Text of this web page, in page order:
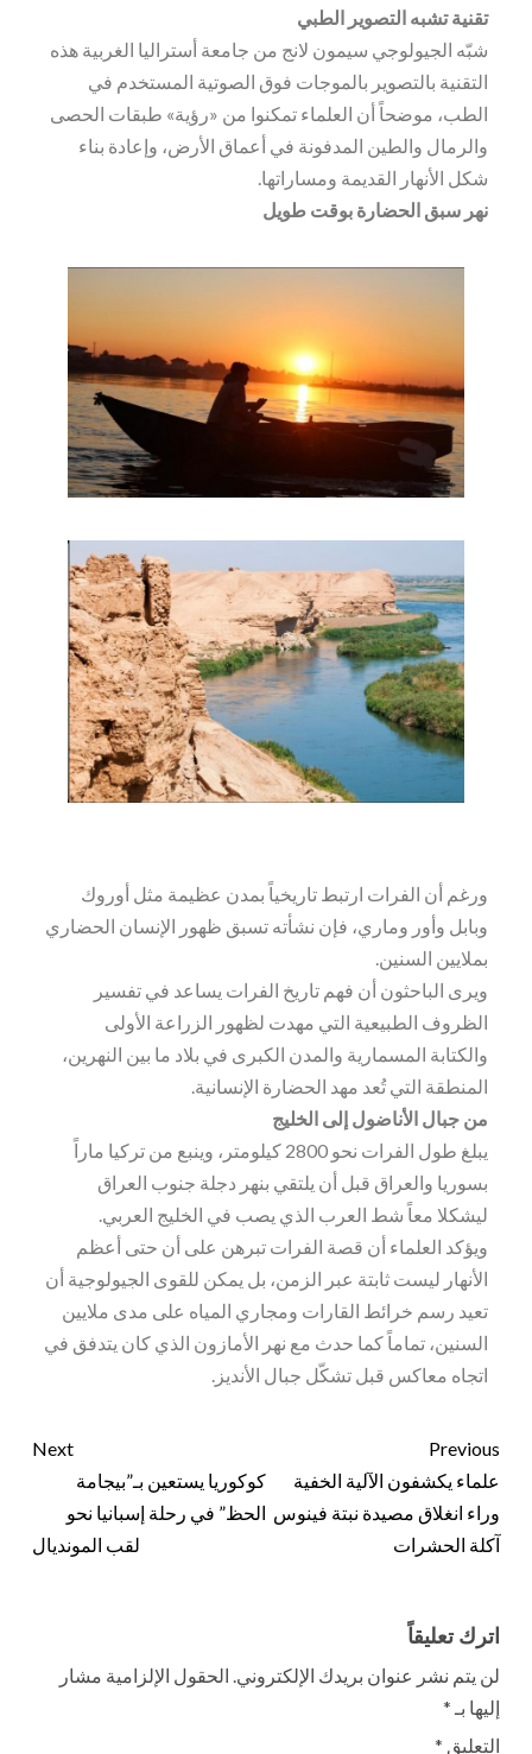
تقنية تشبه التصوير الطبي
شبّه الجيولوجي سيمون لانج من جامعة أستراليا الغربية هذه
التقنية بالتصوير بالموجات فوق الصوتية المستخدم في
الطب، موضحاً أن العلماء تمكنوا من «رؤية» طبقات الحصى
والرمال والطين المدفونة في أعماق الأرض، وإعادة بناء
شكل الأنهار القديمة ومساراتها.
نهر سبق الحضارة بوقت طويل
ورغم أن الفرات ارتبط تاريخياً بمدن عظيمة مثل أوروك
وبابل وأور وماري، فإن نشأته تسبق ظهور الإنسان الحضاري
بملايين السنين.
ويرى الباحثون أن فهم تاريخ الفرات يساعد في تفسير
الظروف الطبيعية التي مهدت لظهور الزراعة الأولى
والكتابة المسمارية والمدن الكبرى في بلاد ما بين النهرين،
المنطقة التي تُعد مهد الحضارة الإنسانية.
من جبال الأناضول إلى الخليج
يبلغ طول الفرات نحو 2800 كيلومتر، وينبع من تركيا ماراً
بسوريا والعراق قبل أن يلتقي بنهر دجلة جنوب العراق
ليشكلا معاً شط العرب الذي يصب في الخليج العربي.
ويؤكد العلماء أن قصة الفرات تبرهن على أن حتى أعظم
الأنهار ليست ثابتة عبر الزمن، بل يمكن للقوى الجيولوجية أن
تعيد رسم خرائط القارات ومجاري المياه على مدى ملايين
السنين، تماماً كما حدث مع نهر الأمازون الذي كان يتدفق في
اتجاه معاكس قبل تشكّل جبال الأنديز.
Previous
علماء يكشفون الآلية الخفية
وراء انغلاق مصيدة نبتة فينوس
آكلة الحشرات
Next
كوكوريا يستعين بـ”بيجامة
الحظ” في رحلة إسبانيا نحو
لقب المونديال
اترك تعليقاً
لن يتم نشر عنوان بريدك الإلكتروني. الحقول الإلزامية مشار
إليها بـ *
التعليق *